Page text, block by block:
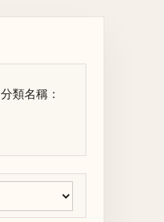
分類名稱：